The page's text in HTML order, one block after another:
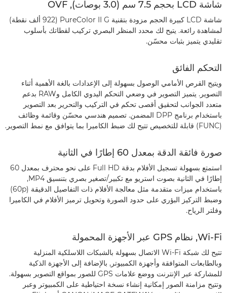
شاشة LCD بحجم 7.5 سم (3.0 بوصات), OVF
شاشة LCD كبيرة الحجم مزودة بتقنية PureColor II G ‏(922 ألف نقطة)
لمشاهدة رائعة. يتيح لك محدد المنظر البصري تركيب لقطاتك بأسلوب
تقليدي يتميز بثبات محسّن.
التحكم الفائق
ويتيح القرص الأمامي الوصول بسهولة إلى الإعدادات بالغة الأهمية أثناء
التصوير. يتميز التصوير في وضعي التحكم اليدوي الكامل وRAW بدعم
متعدد الجوانب لتحقيق أقصى تحكم في التركيب والتحرير بعد التصوير
باستخدام برنامج DPP المضمن. تصميم هندسي محسّن وقائمة وظائف
(FUNC) قابلة للتخصيص تتيح لك ضبط الكاميرا بما يتوافق مع نمط التصوير.
صورة فائقة الدقة بمعدل 60 إطارًا في الثانية
استمتع بسهولة تسجيل الأفلام بدقة Full HD على نحو محترف بمعدل 60
إطارًا في الثانية بصوت استريو مع تكبير/تصغير بصري بتنسيق MP4,
باستخدام ميزات متقدمة مثل معالجة الأفلام ذات التفاصيل الدقيقة (60p)
وضبط التركيز البؤري على حدود الصورة وتحويل ترميز الأفلام في الكاميرا
وفلتر الرياح.
Wi-Fi, نظام GPS عبر الأجهزة المحمولة
تتيح لك شبكة Wi-Fi الاتصال بسهولة بالشبكات اللاسلكية المنزلية
وبالطابعات المتوافقة وأجهزة الكمبيوتر, بالإضافة إلى الأجهزة الذكية
للمشاركة عبر الإنترنت ووضع علامات GPS للصور بمواقع التصوير بسهولة.
وتتيح مزامنة الصور إمكانية إنشاء نسخة احتياطية على الكمبيوتر وعبر